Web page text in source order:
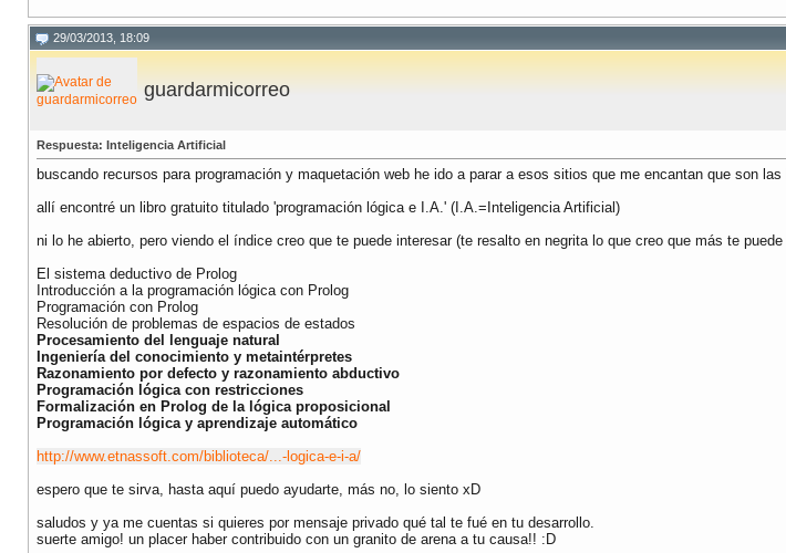
29/03/2013, 18:09
guardarmicorreo
Respuesta: Inteligencia Artificial
buscando recursos para programación y maquetación web he ido a parar a esos sitios que me encantan que son
allí encontré un libro gratuito titulado 'programación lógica e I.A.' (I.A.=Inteligencia Artificial)
ni lo he abierto, pero viendo el índice creo que te puede interesar (te resalto en negrita lo que creo que más te
El sistema deductivo de Prolog
Introducción a la programación lógica con Prolog
Programación con Prolog
Resolución de problemas de espacios de estados
Procesamiento del lenguaje natural
Ingeniería del conocimiento y metaintérpretes
Razonamiento por defecto y razonamiento abductivo
Programación lógica con restricciones
Formalización en Prolog de la lógica proposicional
Programación lógica y aprendizaje automático
http://www.etnassoft.com/biblioteca/...-logica-e-i-a/
espero que te sirva, hasta aquí puedo ayudarte, más no, lo siento xD
saludos y ya me cuentas si quieres por mensaje privado qué tal te fué en tu desarrollo.
suerte amigo! un placer haber contribuido con un granito de arena a tu causa!! :D